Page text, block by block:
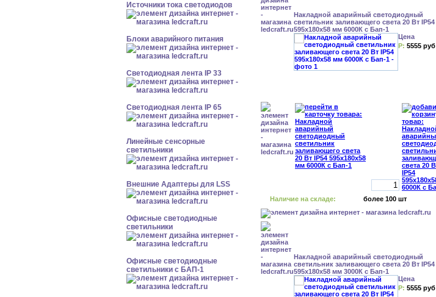
Источники тока светодиодов
Блоки аварийного питания
Светодиодная лента IP 33
Светодиодная лента IP 65
Линейные сенсорные
светильники
Внешние Адаптеры для LSS
Офисные светодиодные
светильники
Офисные светодиодные
светильники с БАП-1
Накладной аварийный светодиодный
светильник заливающего света 20 Вт IP54
595x180x58 мм 6000К с Бап-1
Цена
Р: 5555 руб
Наличие на складе: более 100 шт
Накладной аварийный светодиодный
светильник заливающего света 20 Вт IP54
595x180x58 мм 3000К с Бап-1
Цена
Р: 5555 руб